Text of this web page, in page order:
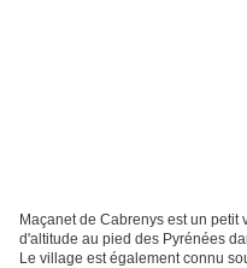
Maçanet de Cabrenys est un
d'altitude au pied des Pyrénées
Le village est également connu